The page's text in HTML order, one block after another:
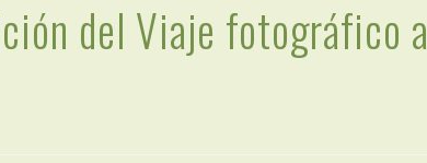
del Viaje fotográfico a